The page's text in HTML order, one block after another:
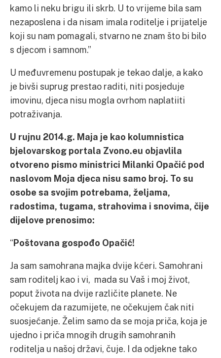
kamo li neku brigu ili skrb. U to vrijeme bila sam
nezaposlena i da nisam imala roditelje i prijatelje
koji su nam pomagali, stvarno ne znam što bi bilo
s djecom i samnom.”
U međuvremenu postupak je tekao dalje, a kako
je bivši suprug prestao raditi, niti posjeduje
imovinu, djeca nisu mogla ovrhom naplatiiti
potraživanja.
U rujnu 2014.g. Maja je kao kolumnistica
bjelovarskog portala Zvono.eu objavlila
otvoreno pismo ministrici Milanki Opačić pod
naslovom Moja djeca nisu samo broj. To su
osobe sa svojim potrebama, željama,
radostima, tugama, strahovima i snovima, čije
dijelove prenosimo:
“Poštovana gospođo Opačić!
Ja sam samohrana majka dvije kćeri. Samohrani
sam roditelj kao i vi, mada su Vaš i moj život,
poput života na dvije različite planete. Ne
očekujem da razumijete, ne očekujem čak niti
suosjećanje. Želim samo da se moja priča, koja je
ujedno i priča mnogih drugih samohranih
roditelja u našoj državi, čuje. I da odjekne tako